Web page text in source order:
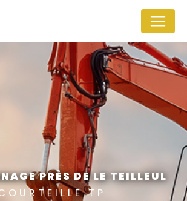
PRÈS DE LE TEILLEUL
TP